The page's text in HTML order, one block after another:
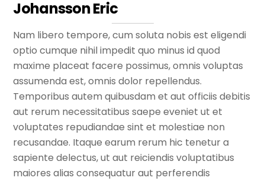
Johansson Eric
Nam libero tempore, cum soluta nobis est eligendi
optio cumque nihil impedit quo minus id quod
maxime placeat facere possimus, omnis voluptas
assumenda est, omnis dolor repellendus.
Temporibus autem quibusdam et aut officiis debitis
aut rerum necessitatibus saepe eveniet ut et
voluptates repudiandae sint et molestiae non
recusandae. Itaque earum rerum hic tenetur a
sapiente delectus, ut aut reiciendis voluptatibus
maiores alias consequatur aut perferendis